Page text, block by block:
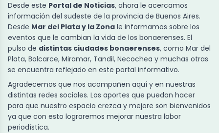
Desde este Portal de Noticias, ahora le acercamos
información del sudeste de la provincia de Buenos Aires.
Desde Mar del Plata y la Zona le informamos sobre los
eventos que le cambian la vida de los bonaerenses. El
pulso de distintas ciudades bonaerenses, como Mar del
Plata, Balcarce, Miramar, Tandil, Necochea y muchas otras
se encuentra reflejado en este portal informativo.
Agradecemos que nos acompañen aquí y en nuestras
distintas redes sociales. Los aportes que puedan hacer
para que nuestro espacio crezca y mejore son bienvenidos
ya que con esto lograremos mejorar nuestra labor
periodística.